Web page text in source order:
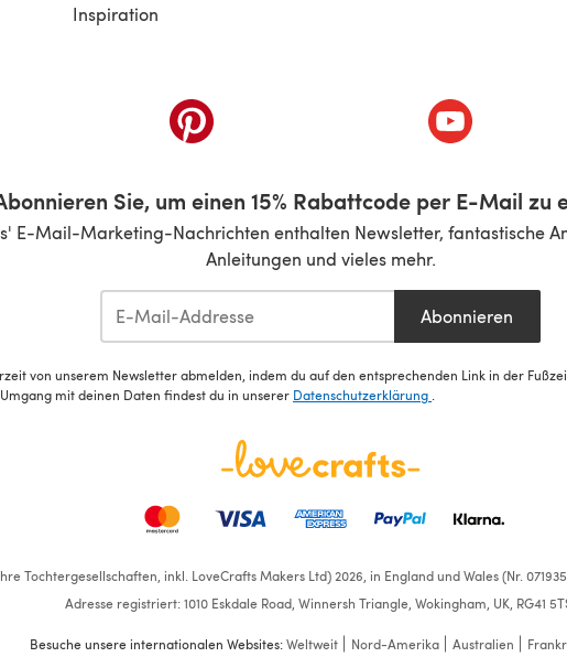
Inspiration
in einem neuen Tab)(öffnet sich in einem neuen Tab)(öffnet sich in
Sie, um einen 15% Rabattcode per E-Mail zu
E-Mail-Marketing-Nachrichten enthalten Newsletter, fantastische
Anleitungen und vieles mehr.
Abonnieren
von unserem Newsletter abmelden, indem du auf den entsprechenden Link in der
mit deinen Daten findest du in unserer Datenschutzerklärung
Tochtergesellschaften, inkl. LoveCrafts Makers Ltd) 2026, in England und Wales (Nr.
Adresse registriert: 1010 Eskdale Road, Winnersh Triangle, Wokingham, UK, RG41
Besuche unsere internationalen Websites:Weltweit Nord-Amerika Australien